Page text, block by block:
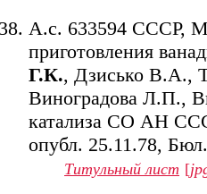
А.с. 633594 СССР,
приготовления
Г.К., Дзисько В.А.,
Виноградова Л.П.,
катализа СО АН
опубл. 25.11.78,
Титульный лист [